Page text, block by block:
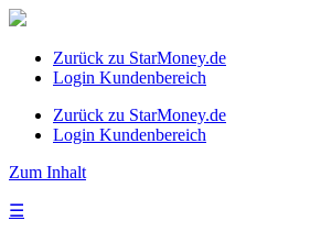
Zurück zu StarMoney.de
Login Kundenbereich
Zurück zu StarMoney.de
Login Kundenbereich
Zum Inhalt
☰